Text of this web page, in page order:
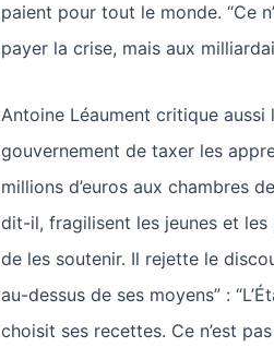
paient pour tout le monde. “Ce
payer la crise, mais aux
Antoine Léaument critique aussi
gouvernement de taxer les
millions d’euros aux chambres
dit-il, fragilisent les jeunes et
de les soutenir. Il rejette le
au-dessus de ses moyens” :
choisit ses recettes. Ce n’est